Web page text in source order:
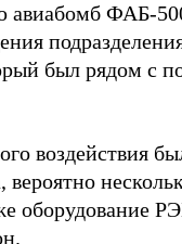
ФАБ-
был рядом с
воздействия
вероятно
оборудование